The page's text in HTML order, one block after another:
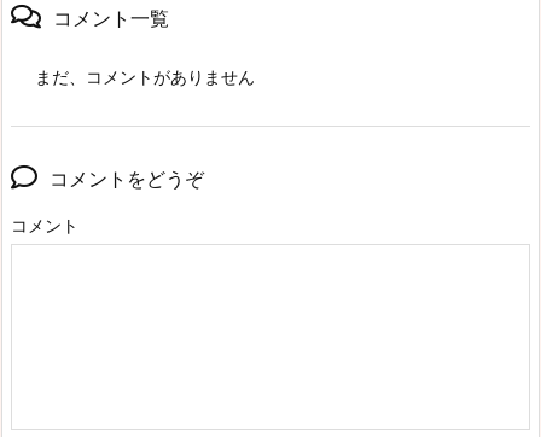
コメント一覧
まだ、コメントがありません
コメントをどうぞ
コメント